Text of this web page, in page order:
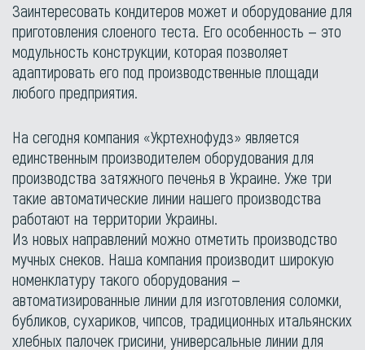
Заинтересовать кондитеров может и оборудование для
приготовления слоеного теста. Его особенность — это
модульность конструкции, которая позволяет
адаптировать его под производственные площади
любого предприятия.
На сегодня компания «Укртехнофудз» является
единственным производителем оборудования для
производства затяжного печенья в Украине. Уже три
такие автоматические линии нашего производства
работают на территории Украины.
Из новых направлений можно отметить производство
мучных снеков. Наша компания производит широкую
номенклатуру такого оборудования —
автоматизированные линии для изготовления соломки,
бубликов, сухариков, чипсов, традиционных итальянских
хлебных палочек грисини, универсальные линии для